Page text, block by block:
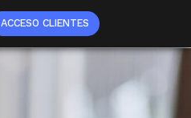
ACCESO CLIENTES